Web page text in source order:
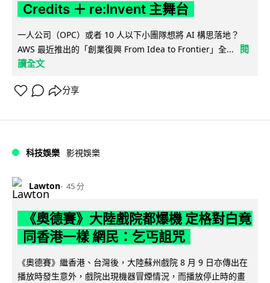
Credits ＋ re:Invent 主舞台
一人公司（OPC）或者 10 人以下小團隊想將 AI 構思落地？
AWS 最近推出的「創業復興 From Idea to Frontier」全...
閱
讀全文
分享
科技娛樂 影視娛樂
Lawton 45 分
《奧德賽》大陸戲院都爆機 定格對白竟
同香港一樣 網民：乞丐詛咒
《奧德賽》繼香港、台灣後，大陸蘇州戲院 8 月 9 日亦傳出在
播放時發生意外，戲院出現機器冒煙情況，而播放停止時的畫